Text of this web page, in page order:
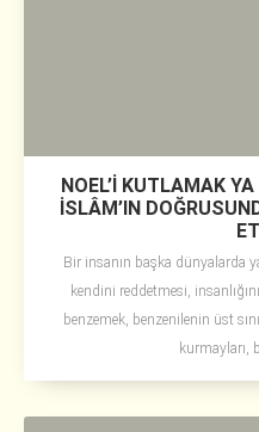
NOEL’İ KUTLAMAK
İSLÂM’IN
Bir insanın başka dünyalarda
kendini reddetmesi,
benzemek, benzenilenin üst
kurmayları,